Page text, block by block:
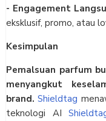
- Engagement
eksklusif, promo, atau
Kesimpulan
Pemalsuan parfum
menyangkut
brand. Shieldtag
teknologi AI